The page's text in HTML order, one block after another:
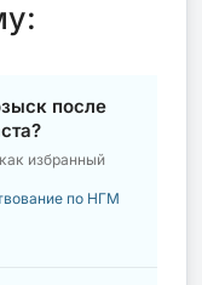
после
избранный
по НГМ